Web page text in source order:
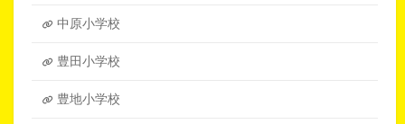
中原小学校
豊田小学校
豊地小学校